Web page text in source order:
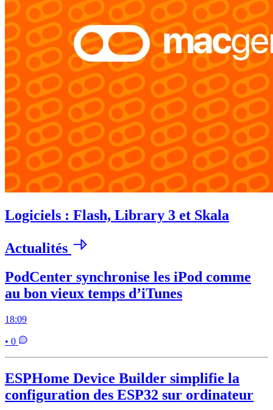
Logiciels : Flash, Library 3 et Skala
Actualités
PodCenter synchronise les iPod comme
au bon vieux temps d’iTunes
18:09
• 0
ESPHome Device Builder simplifie la
configuration des ESP32 sur ordinateur